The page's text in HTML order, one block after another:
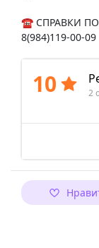
☎️ СПРАВКИ ПО
8(984)119-00-09
10 2